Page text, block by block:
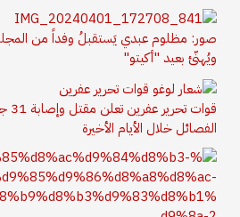
صور: مظلوم عبدي يَستقبلُ وفداً من
ويُهنّئ بعيد "أكيتو"
قوات
الفصائل خلال الأيام الأخيرة